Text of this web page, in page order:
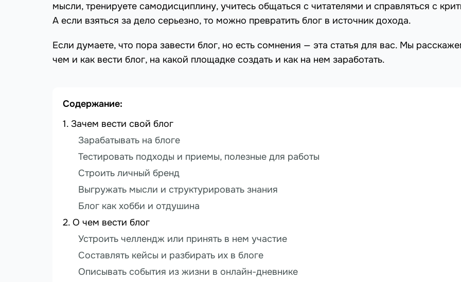
мысли, тренируете самодисциплину, учитесь общаться с читателями и справляться с
А если взяться за дело серьезно, то можно превратить блог в источник дохода.
Если думаете, что пора завести блог, но есть сомнения — эта статья для вас. Мы
чем и как вести блог, на какой площадке создать и как на нем заработать.
Содержание:
Зачем вести свой блог
Зарабатывать на блоге
Тестировать подходы и приемы, полезные для работы
Строить личный бренд
Выгружать мысли и структурировать знания
Блог как хобби и отдушина
О чем вести блог
Устроить челлендж или принять в нем участие
Составлять кейсы и разбирать их в блоге
Описывать события из жизни в онлайн-дневнике